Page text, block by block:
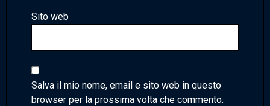
Sito web
Salva il mio nome, email e sito web in questo
browser per la prossima volta che commento.